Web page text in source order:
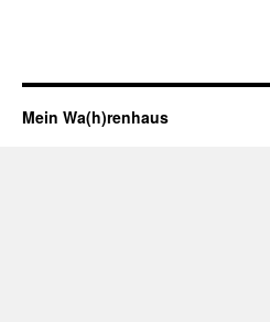
Mein Wa(h)renhaus